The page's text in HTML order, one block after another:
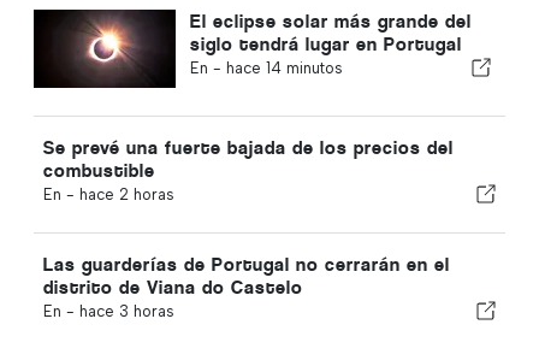
El eclipse solar más grande del
siglo tendrá lugar en Portugal
En - hace 14 minutos
Se prevé una fuerte bajada de los precios del
combustible
En - hace 2 horas
Las guarderías de Portugal no cerrarán en el
distrito de Viana do Castelo
En - hace 3 horas